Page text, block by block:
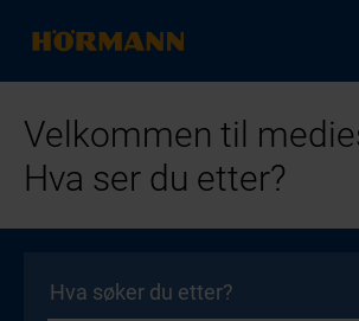
Velkommen til
Hva ser du etter?